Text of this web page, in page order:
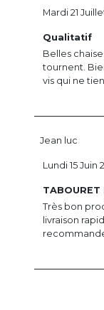
Qualitatif
Belles
tournent.
vis qui ne
Mardi 21
Jean luc
TABOURET
Très bon
livraison
Lundi 15 Juin